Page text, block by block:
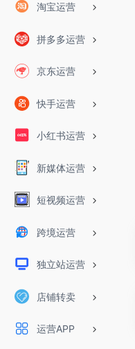
淘宝运营
拼多多运营
京东运营
快手运营
小红书运营
新媒体运营
短视频运营
跨境运营
独立站运营
店铺转卖
运营APP